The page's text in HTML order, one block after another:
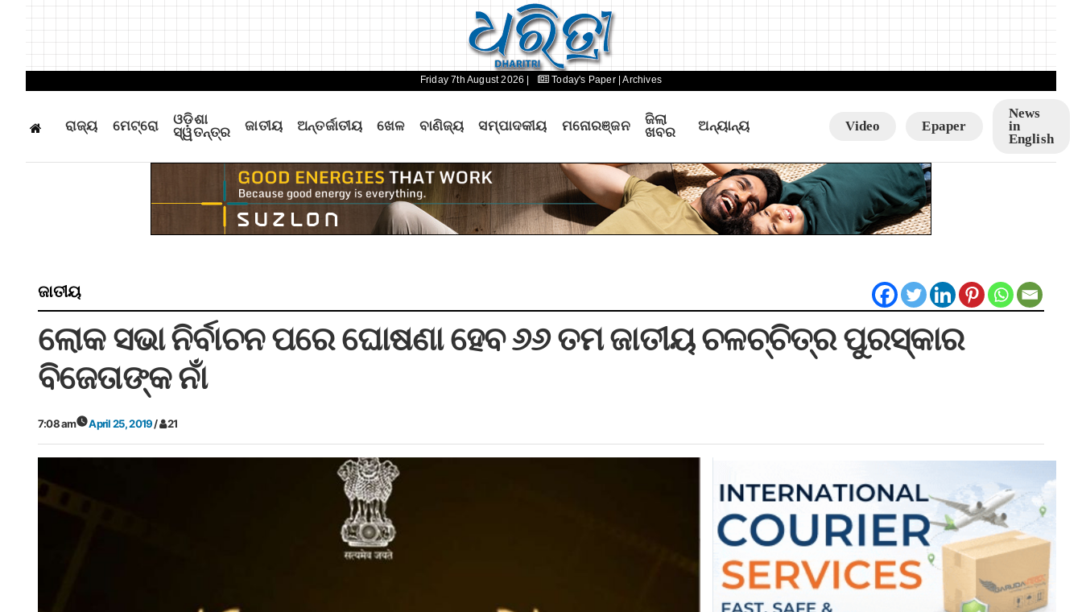
Friday 7th August 2026 | Today's Paper | Archives
ରାଜ୍ୟ ମେଟ୍ରୋ
ଓଡ଼ିଶା
ସ୍ୱତନ୍ତ୍ର
ଜାତୀୟ ଅନ୍ତର୍ଜାତୀୟ ଖେଳ ବାଣିଜ୍ୟ ସମ୍ପାଦକୀୟ ମନୋରଞ୍ଜନ
ଜିଲା
ଖବର
ଅନ୍ୟାନ୍ୟ Video Epaper
News
in
English
ଜାତୀୟ
ଲୋକ ସଭା ନିର୍ବାଚନ ପରେ ଘୋଷଣା ହେବ ୬୬ ତମ ଜାତୀୟ ଚଳଚ୍ଚିତ୍ର ପୁରସ୍କାର
ବିଜେତାଙ୍କ ନାଁ
7:08 am April 25, 2019/ 21